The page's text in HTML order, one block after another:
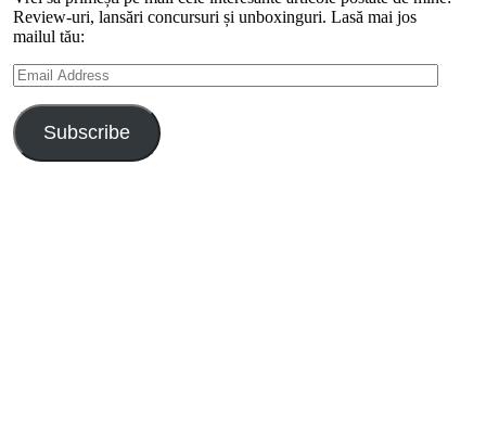
Review-uri, lansări concursuri și unboxinguri. Lasă mai jos
mailul tău:
Email
Address
Subscribe